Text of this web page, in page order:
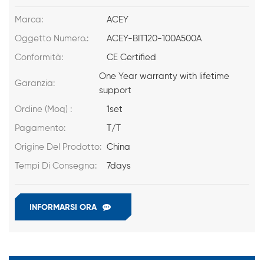
Marca: ACEY
Oggetto Numero.: ACEY-BIT120-100A500A
Conformità: CE Certified
Garanzia:
One Year warranty with lifetime
support
Ordine (Moq) : 1set
Pagamento: T/T
Origine Del Prodotto: China
Tempi Di Consegna: 7days
INFORMARSI ORA